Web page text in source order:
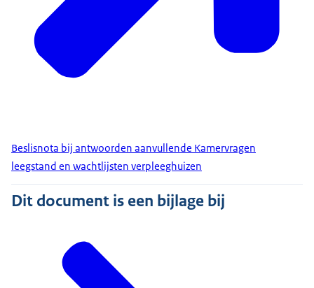
Beslisnota bij antwoorden aanvullende Kamervragen
leegstand en wachtlijsten verpleeghuizen
Dit document is een bijlage bij